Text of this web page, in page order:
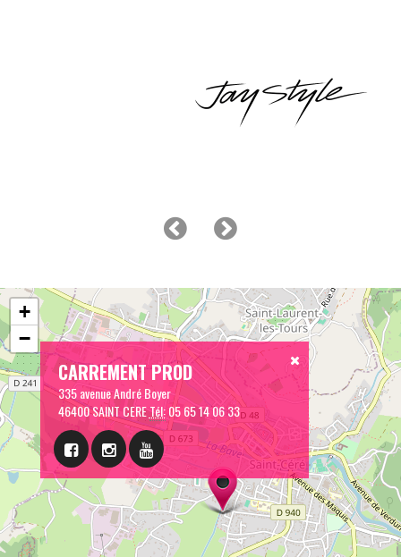
CARREMENT PROD
335 avenue André Boyer
46400 SAINT CERETél:05 65 14 06 33
+
−